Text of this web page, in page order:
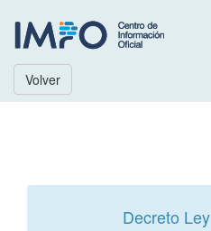
Volver
Decreto Ley